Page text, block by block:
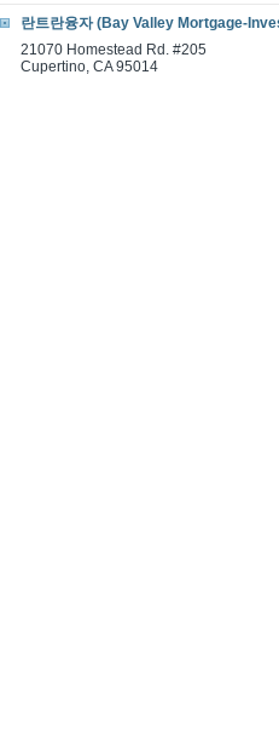
란트란융자 (Bay Valley Mortgage-
21070 Homestead Rd. #205
Cupertino, CA 95014